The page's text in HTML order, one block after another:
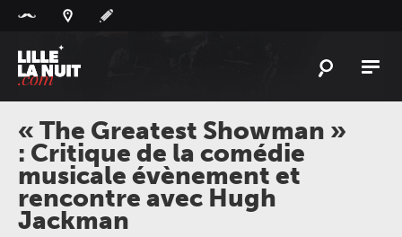
L'ACTU
L' AGENDA
LESLIEUX
LIVEREPORT
« The Greatest Showman »
: Critique de la comédie
musicale évènement et
rencontre avec Hugh
Jackman
Panneau de gestion des cookies